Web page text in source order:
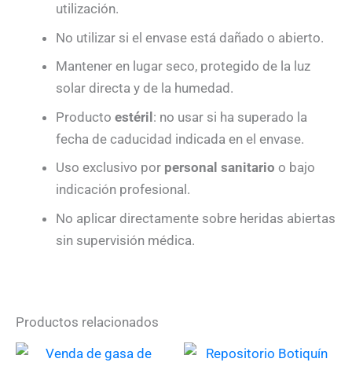
utilización.
No utilizar si el envase está dañado o abierto.
Mantener en lugar seco, protegido de la luz
solar directa y de la humedad.
Producto estéril: no usar si ha superado la
fecha de caducidad indicada en el envase.
Uso exclusivo por personal sanitario o bajo
indicación profesional.
No aplicar directamente sobre heridas abiertas
sin supervisión médica.
Productos relacionados
Este